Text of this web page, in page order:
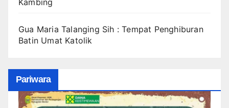
Gua Maria Talanging Sih : Tempat Penghiburan
Batin Umat Katolik
Pariwara